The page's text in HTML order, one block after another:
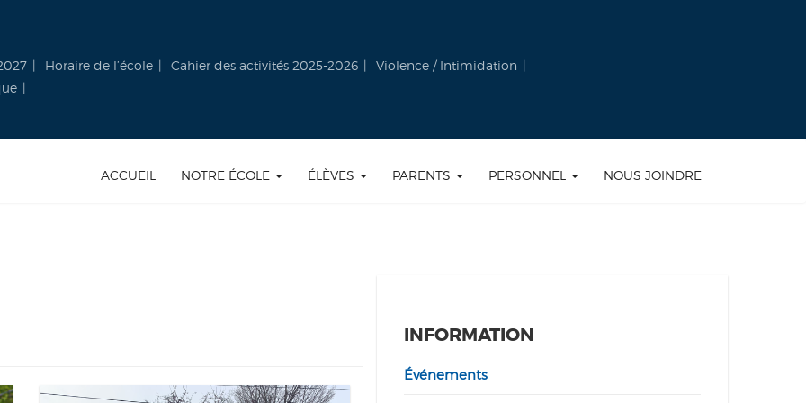
Horaire de l’école Cahier des activités 2025-2026
Violence / Intimidation
ACCUEIL NOTRE ÉCOLE ÉLÈVES PARENTS PERSONNEL NOUS JOINDRE
INFORMATION
Événements